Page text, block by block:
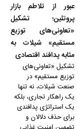
عبور از تلاطم بازار
پروتئین؛ تشکیل
«تعاونی‌های توزیع
مستقیم» شیلات به
مثابه پدافند اقتصادی
تشکیل «تعاونی‌های
توزیع مستقیم» در
صنعت شیلات، نه تنها
یک راهکار تجاری، بلکه
یک استراتژی پدافندی
برای حذف دلالان و